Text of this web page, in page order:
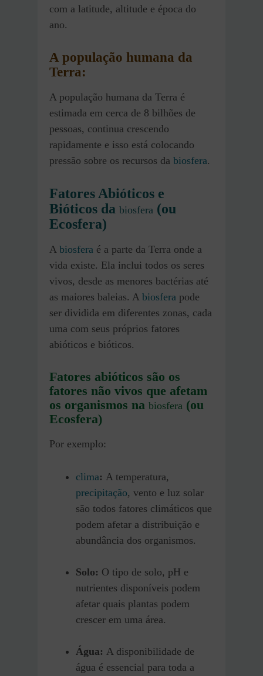
com a latitude, altitude e época do
ano.
A população humana da
Terra:
A população humana da Terra é
estimada em cerca de 8 bilhões de
pessoas, continua crescendo
rapidamente e isso está colocando
pressão sobre os recursos da biosfera.
Fatores Abióticos e
Bióticos da biosfera (ou
Ecosfera)
A biosfera é a parte da Terra onde a
vida existe. Ela inclui todos os seres
vivos, desde as menores bactérias até
as maiores baleias. A biosfera pode
ser dividida em diferentes zonas, cada
uma com seus próprios fatores
abióticos e bióticos.
Fatores abióticos são os
fatores não vivos que afetam
os organismos na biosfera (ou
Ecosfera)
Por exemplo:
clima: A temperatura,
precipitação, vento e luz solar
são todos fatores climáticos que
podem afetar a distribuição e
abundância dos organismos.
Solo: O tipo de solo, pH e
nutrientes disponíveis podem
afetar quais plantas podem
crescer em uma área.
Água: A disponibilidade de
água é essencial para toda a